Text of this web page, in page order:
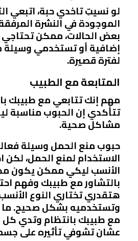
لو نسيتِ تاخدي حبة، اتبعي
الموجودة في النشرة
بعض الحالات، ممكن
إضافية أو تستخدمي وسيلة
لفترة قصيرة.
المتابعة مع الطبيب
مهم إنك تتابعي مع طبيبك
تتأكدي إن الحبوب مناسبة
مشاكل صحية.
حبوب منع الحمل وسيلة
الاستخدام لمنع الحمل، لكن
الأنسب ليكي ممكن يكون
بالتشاور مع طبيبك وفهم
هتقدري تختاري النوع
وتستخدميه بشكل صحيح.
مع طبيبك بانتظام وتدي
عشان تشوفي تأثيره على